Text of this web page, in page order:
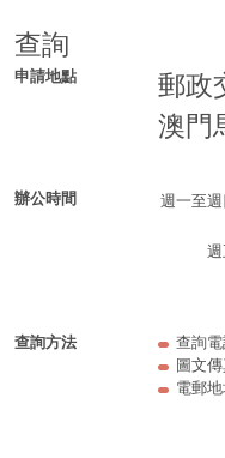
查詢
申請地點
郵政
澳門
辦公時間 週一至
查詢方法
查詢
圖文
電郵